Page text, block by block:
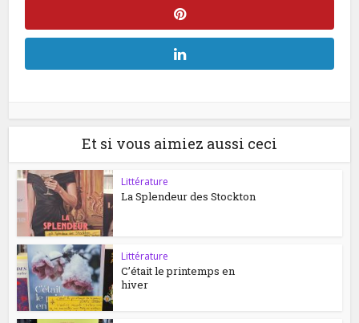
Et si vous aimiez aussi ceci
Littérature
La Splendeur des Stockton
Littérature
C’était le printemps en
hiver